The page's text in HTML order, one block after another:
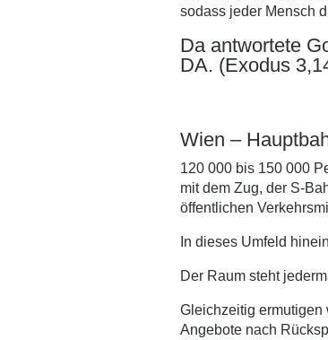
sodass jeder Mensch
Da antwortete
DA. (Exodus
Wien –
120 000 bis 150 000
mit dem Zug, der S-
öffentlichen
In dieses Umfeld
Der Raum steht
Gleichzeitig ermutigen
Angebote nach